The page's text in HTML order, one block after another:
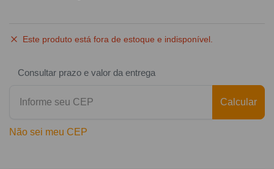
Este produto está fora de estoque e indisponível.
Consultar prazo e valor da entrega
Calcular
Não sei meu CEP